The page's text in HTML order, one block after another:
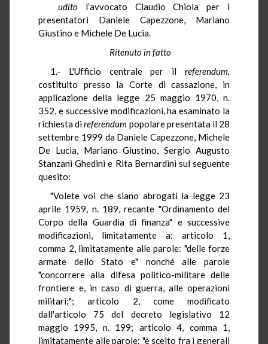
uditol’avvocato Claudio Chiola per i
presentatori Daniele Capezzone, Mariano
Giustino e Michele De Lucia.
Ritenuto in fatto
1.- L'Ufficio centrale per il referendum,
costituito presso la Corte di cassazione, in
applicazione della legge 25 maggio 1970, n.
352, e successive modificazioni, ha esaminato la
richiesta direferendum popolare presentata il 28
settembre 1999 da Daniele Capezzone, Michele
De Lucia, Mariano Giustino, Sergio Augusto
Stanzani Ghedini e Rita Bernardini sul seguente
quesito:
"Volete voi che siano abrogati la legge 23
aprile 1959, n. 189, recante "Ordinamento del
Corpo della Guardia di finanza" e successive
modificazioni, limitatamente a: articolo 1,
comma 2, limitatamente alle parole: "delle forze
armate dello Stato e" nonché alle parole
"concorrere alla difesa politico-militare delle
frontiere e, in caso di guerra, alle operazioni
militari;"; articolo 2, come modificato
dall'articolo 75 del decreto legislativo 12
maggio 1995, n. 199; articolo 4, comma 1,
limitatamente alle parole: "è scelto fra i generali